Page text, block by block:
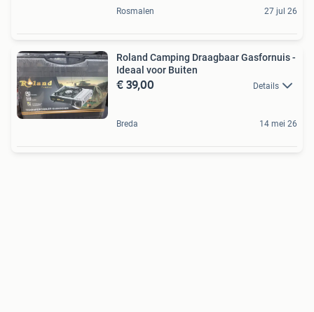
Rosmalen 27 jul 26
Roland Camping Draagbaar Gasfornuis -
Ideaal voor Buiten
€ 39,00 Details
Breda 14 mei 26